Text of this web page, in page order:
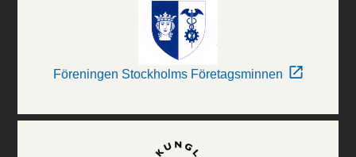
Föreningen Stockholms Företagsminnen